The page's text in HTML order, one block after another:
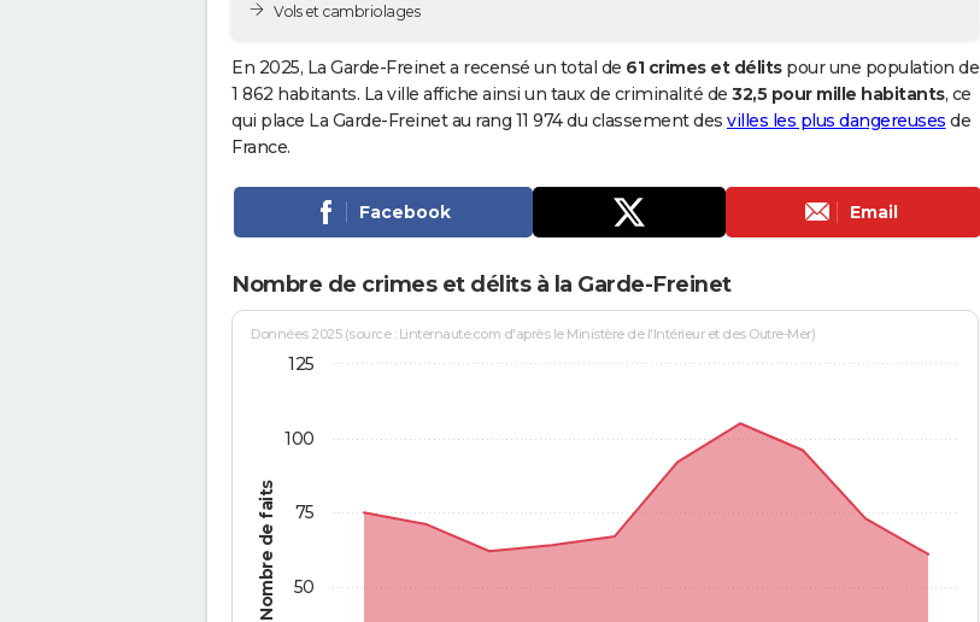
Vols et cambriolages
En 2025, La Garde-Freinet a recensé un total de 61 crimes et délitspour une population de
1 862 habitants. La ville affiche ainsi un taux de criminalité de 32,5 pour mille habitants, ce
qui place La Garde-Freinet au rang 11 974 du classement des villes les plus dangereuses de
France.
Facebook Email
Nombre de crimes et délits à la Garde-Freinet
Nombre de faits
Données 2025 (source : Linternaute.com d'après le Ministère de l'Intérieur et des Outre-Mer)
50
75
100
125